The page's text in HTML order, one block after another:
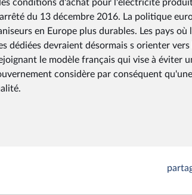
conditions d'achat pour l'électricité
du 13 décembre 2016. La politique
en Europe plus durables. Les pays
dédiées devraient désormais s orienter
le modèle français qui vise à éviter
considère par conséquent